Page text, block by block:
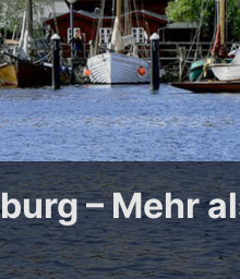
– Mehr